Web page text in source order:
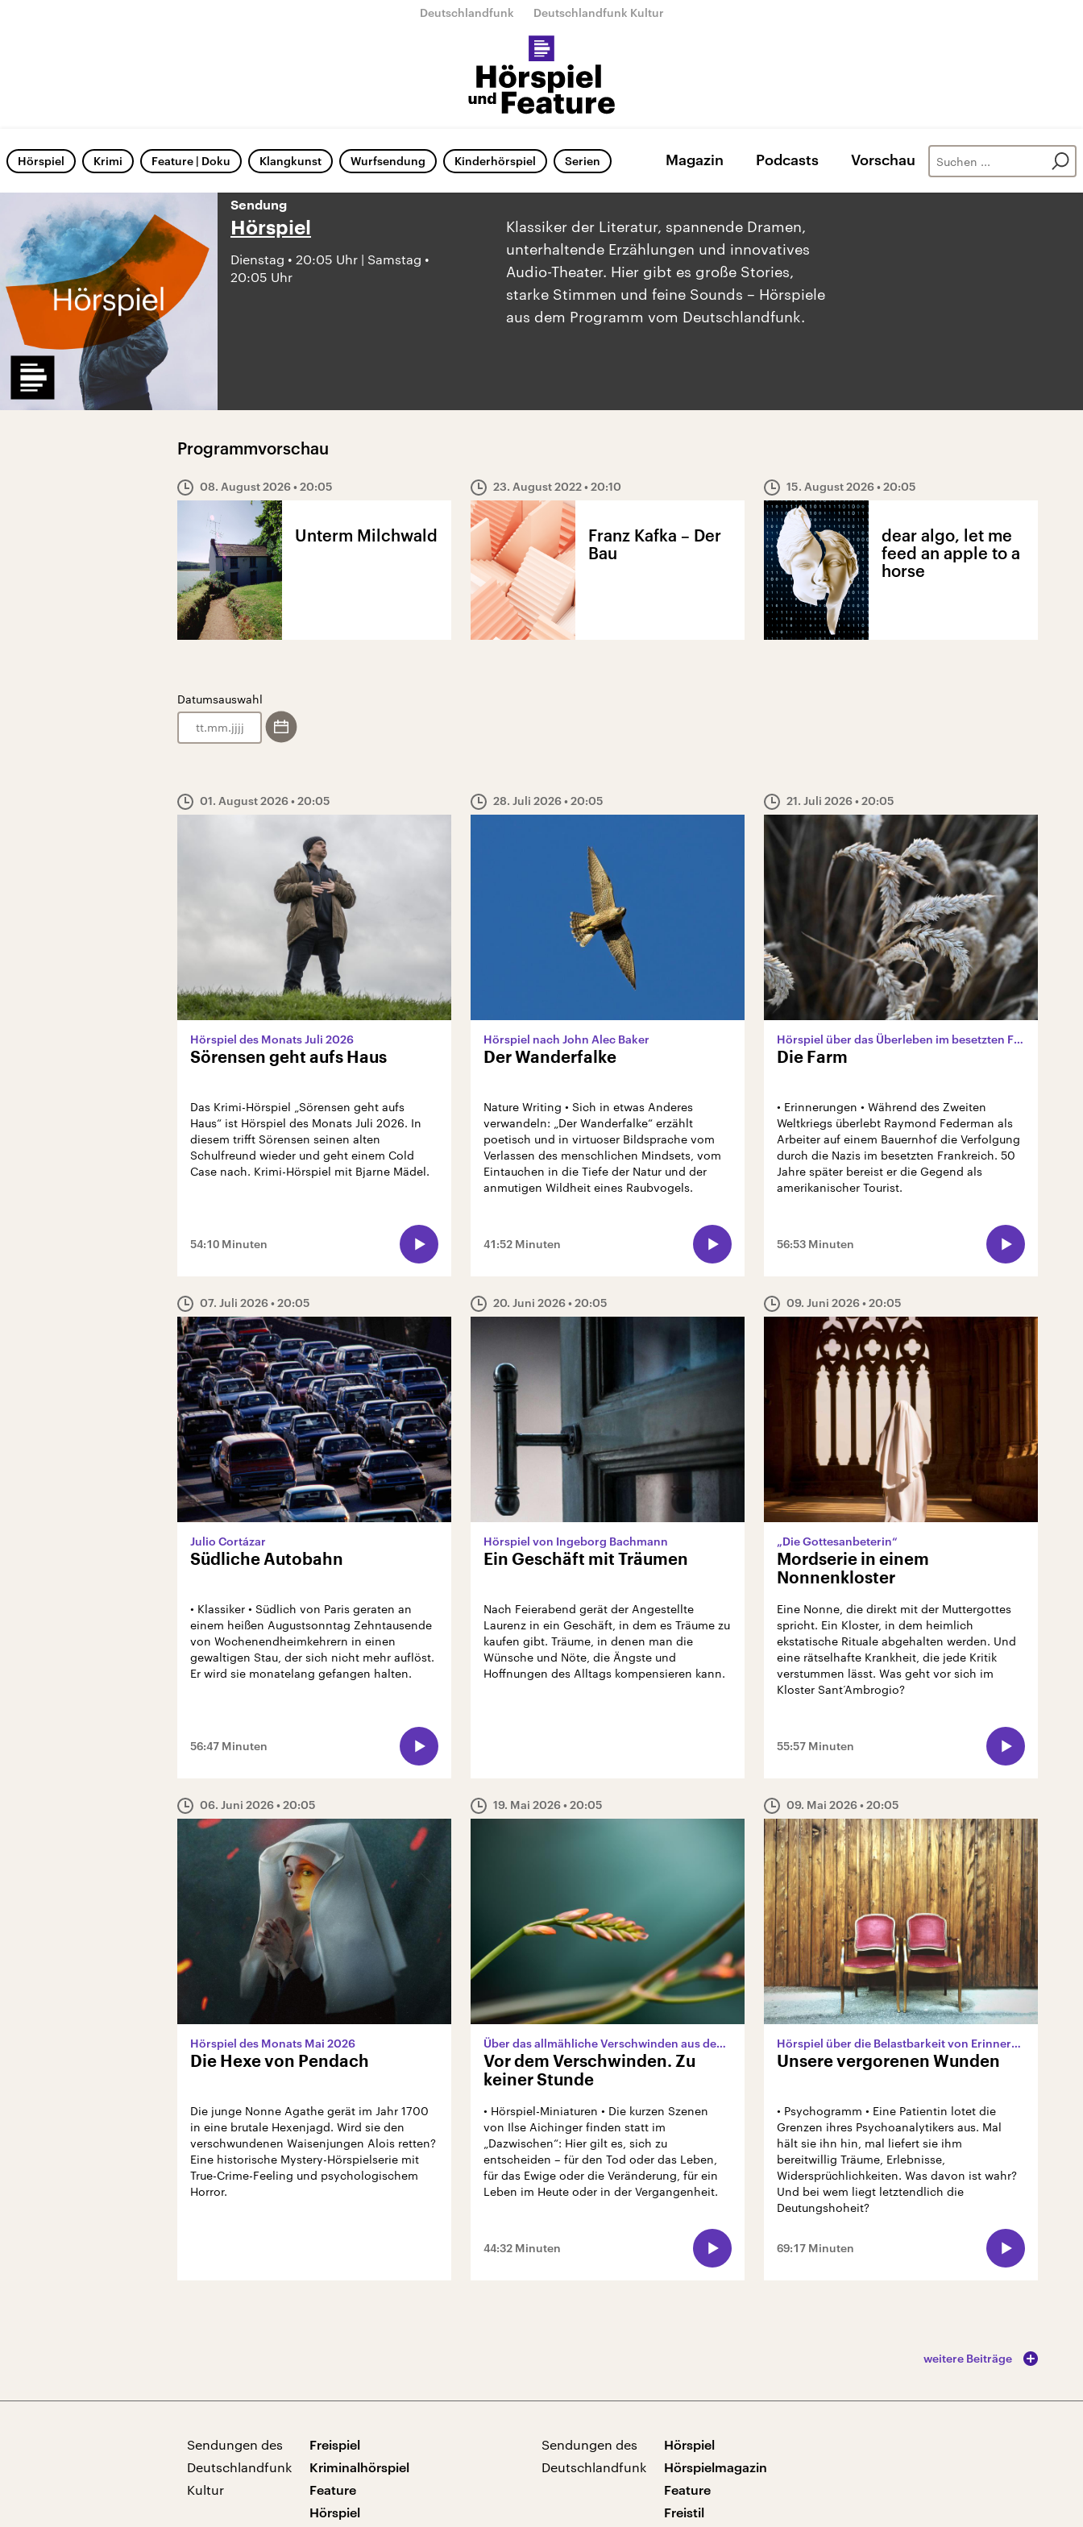
Deutschlandfunk Deutschlandfunk Kultur
Hörspiel Krimi Feature | Doku Klangkunst Wurfsendung Kinderhörspiel Serien Magazin Podcasts Vorschau
Sendung
Hörspiel
Dienstag • 20:05 Uhr | Samstag •
20:05 Uhr
Klassiker der Literatur, spannende Dramen,
unterhaltende Erzählungen und innovatives
Audio-Theater. Hier gibt es große Stories,
starke Stimmen und feine Sounds – Hörspiele
aus dem Programm vom Deutschlandfunk.
Programmvorschau
08. August 2026• 20:05
Unterm Milchwald
23. August 2022• 20:10
Franz Kafka – Der
Bau
15. August 2026• 20:05
dear algo, let me
feed an apple to a
horse
Datumsauswahl
. .
01. August 2026• 20:05
Hörspiel des Monats Juli 2026
Sörensen geht aufs Haus
Das Krimi-Hörspiel „Sörensen geht aufs
Haus“ ist Hörspiel des Monats Juli 2026. In
diesem trifft Sörensen seinen alten
Schulfreund wieder und geht einem Cold
Case nach. Krimi-Hörspiel mit Bjarne Mädel.
54:10 Minuten
28. Juli 2026• 20:05
Hörspiel nach John Alec Baker
Der Wanderfalke
Nature Writing • Sich in etwas Anderes
verwandeln: „Der Wanderfalke“ erzählt
poetisch und in virtuoser Bildsprache vom
Verlassen des menschlichen Mindsets, vom
Eintauchen in die Tiefe der Natur und der
anmutigen Wildheit eines Raubvogels.
41:52 Minuten
21. Juli 2026• 20:05
Hörspiel über das Überleben im besetzten Frankreich
Die Farm
• Erinnerungen • Während des Zweiten
Weltkriegs überlebt Raymond Federman als
Arbeiter auf einem Bauernhof die Verfolgung
durch die Nazis im besetzten Frankreich. 50
Jahre später bereist er die Gegend als
amerikanischer Tourist.
56:53 Minuten
07. Juli 2026• 20:05
Julio Cortázar
Südliche Autobahn
• Klassiker • Südlich von Paris geraten an
einem heißen Augustsonntag Zehntausende
von Wochenendheimkehrern in einen
gewaltigen Stau, der sich nicht mehr auflöst.
Er wird sie monatelang gefangen halten.
56:47 Minuten
20. Juni 2026• 20:05
Hörspiel von Ingeborg Bachmann
Ein Geschäft mit Träumen
Nach Feierabend gerät der Angestellte
Laurenz in ein Geschäft, in dem es Träume zu
kaufen gibt. Träume, in denen man die
Wünsche und Nöte, die Ängste und
Hoffnungen des Alltags kompensieren kann.
09. Juni 2026• 20:05
„Die Gottesanbeterin“
Mordserie in einem
Nonnenkloster
Eine Nonne, die direkt mit der Muttergottes
spricht. Ein Kloster, in dem heimlich
ekstatische Rituale abgehalten werden. Und
eine rätselhafte Krankheit, die jede Kritik
verstummen lässt. Was geht vor sich im
Kloster Sant‘Ambrogio?
55:57 Minuten
06. Juni 2026• 20:05
Hörspiel des Monats Mai 2026
Die Hexe von Pendach
Die junge Nonne Agathe gerät im Jahr 1700
in eine brutale Hexenjagd. Wird sie den
verschwundenen Waisenjungen Alois retten?
Eine historische Mystery-Hörspielserie mit
True-Crime-Feeling und psychologischem
Horror.
19. Mai 2026• 20:05
Über das allmähliche Verschwinden aus dem Leben
Vor dem Verschwinden. Zu
keiner Stunde
• Hörspiel-Miniaturen • Die kurzen Szenen
von Ilse Aichinger finden statt im
„Dazwischen“: Hier gilt es, sich zu
entscheiden – für den Tod oder das Leben,
für das Ewige oder die Veränderung, für ein
Leben im Heute oder in der Vergangenheit.
44:32 Minuten
09. Mai 2026• 20:05
Hörspiel über die Belastbarkeit von Erinnerungen
Unsere vergorenen Wunden
• Psychogramm • Eine Patientin lotet die
Grenzen ihres Psychoanalytikers aus. Mal
hält sie ihn hin, mal liefert sie ihm
bereitwillig Träume, Erlebnisse,
Widersprüchlichkeiten. Was davon ist wahr?
Und bei wem liegt letztendlich die
Deutungshoheit?
69:17 Minuten
weitere Beiträge
Sendungen des
Deutschlandfunk
Kultur
Freispiel
Kriminalhörspiel
Feature
Hörspiel
Sendungen des
Deutschlandfunk
Hörspiel
Hörspielmagazin
Feature
Freistil